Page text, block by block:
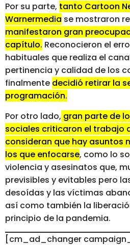
Por su parte, tanto Cartoon
Warnermedia se mostraron
manifestaron gran
capítulo. Reconocieron el
habituales que realiza el
pertinencia y calidad de los
finalmente decidió retirar la
programación.
Por otro lado, gran parte de
sociales criticaron el trabajo
consideran que hay asuntos
los que enfocarse, como lo
violencia y asesinatos que,
previsibles y evitables pero
desoídas y las víctimas
así como también la
principio de la pandemia.
[cm_ad_changer